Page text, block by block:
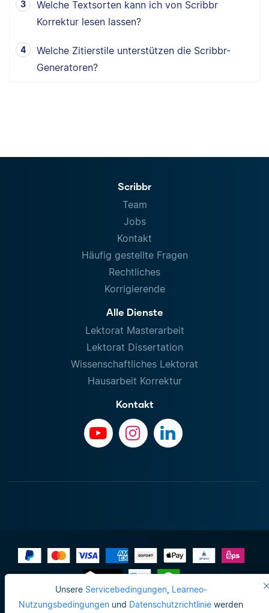
Unsere Servicebedingungen, Learneo-
Nutzungsbedingungen und Datenschutzrichtlinie werden
Welche Textsorten kann ich von Scribbr
Korrektur lesen lassen?
Welche Zitierstile unterstützen die Scribbr-
Generatoren?
Scribbr
Team
Jobs
Kontakt
Häufig gestellte Fragen
Rechtliches
Korrigierende
Alle Dienste
Lektorat Masterarbeit
Lektorat Dissertation
Wissenschaftliches Lektorat
Hausarbeit Korrektur
Kontakt
Impressum